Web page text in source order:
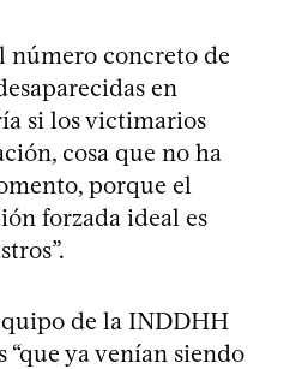
número concreto de
en
si los victimarios
cosa que no ha
porque el
forzada ideal es
de la INDDHH
“que ya venían siendo